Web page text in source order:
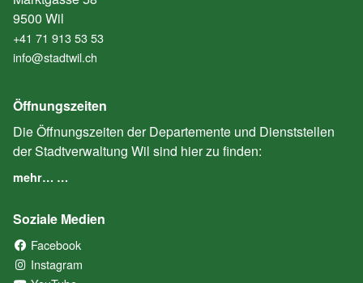
9500 Wil
+41 71 913 53 53
info@stadtwil.ch
Öffnungszeiten
Die Öffnungszeiten der Departemente und Dienststellen
der Stadtverwaltung Wil sind hier zu finden:
mehr… …
Soziale Medien
Facebook
Instagram